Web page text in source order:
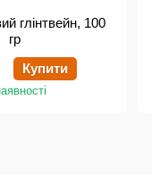
глінтвейн, 100
гр
Купити